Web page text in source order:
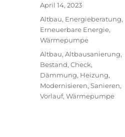
Veröffentlicht
am
April 14, 2023
Kategorien
Altbau, Energieberatung,
Erneuerbare Energie,
Wärmepumpe
Schlagwörter
Altbau,Altbausanierung,
Bestand,Check,
Dämmung, Heizung,
Modernisieren,Sanieren,
Vorlauf,Wärmepumpe